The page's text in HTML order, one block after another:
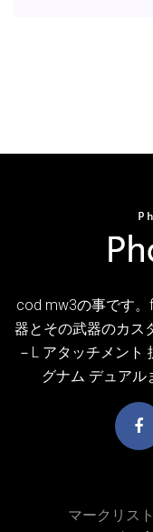
cod mw3の事です
器とその武器のカス
－L アタッチメント
グナム デュアル
マークリス